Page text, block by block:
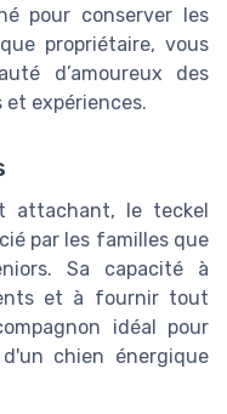
pour conserver les
propriétaire, vous
d’amoureux des
et expériences.
attachant, le teckel
par les familles que
Sa capacité à
et à fournir tout
idéal pour
chien énergique